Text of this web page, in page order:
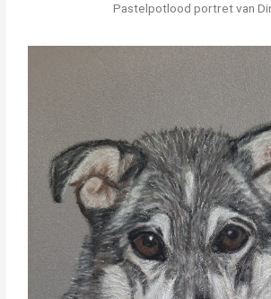
Pastelpotlood portret van